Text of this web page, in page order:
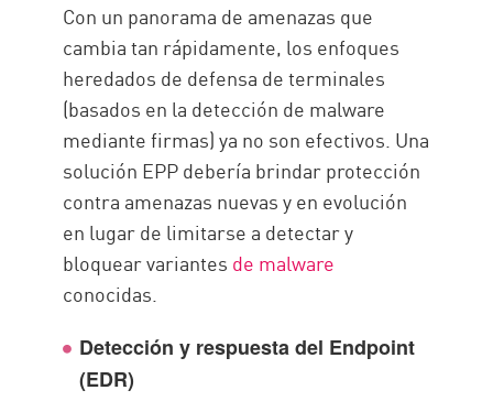
Con un panorama de amenazas que
cambia tan rápidamente, los enfoques
heredados de defensa de terminales
(basados en la detección de malware
mediante firmas) ya no son efectivos. Una
solución EPP debería brindar protección
contra amenazas nuevas y en evolución
en lugar de limitarse a detectar y
bloquear variantes de malware
conocidas.
Detección y respuesta del Endpoint
(EDR)